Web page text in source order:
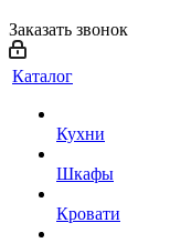
Заказать звонок
Каталог
Кухни
Шкафы
Кровати